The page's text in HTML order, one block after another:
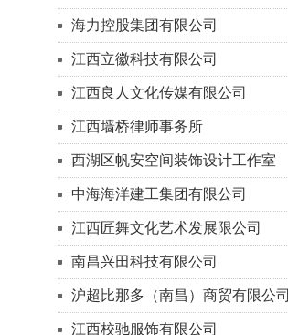
海力控股集团有限公司
江西立徽科技有限公司
江西良人文化传媒有限公司
江西墙桥律师事务所
西湖区帆安空间装饰设计工作室
中海海洋建工集团有限公司
江西匠舞文化艺术发展限公司
南昌兴田科技有限公司
沪超比那多（南昌）商贸有限公司
江西校驰服饰有限公司